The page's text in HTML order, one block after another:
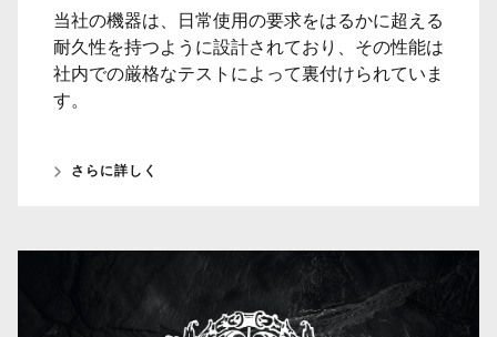
当社の機器は、日常使用の要求をはるかに超える
耐久性を持つように設計されており、その性能は
社内での厳格なテストによって裏付けられていま
す。
さらに詳しく